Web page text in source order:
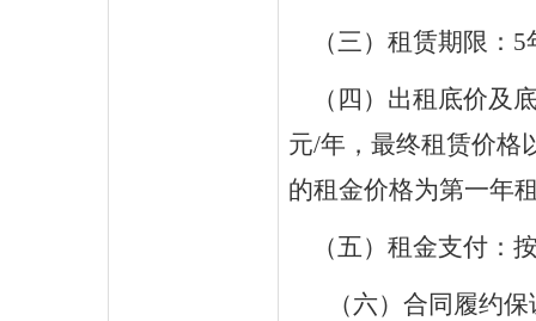
（三）租赁期限： 5
（四）出租底价及
元/年，最终租赁价格
的租金价格为第一年
（五）租金支付：
（六）合同履约